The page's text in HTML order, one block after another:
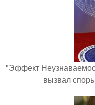
"Эффект
вызвал